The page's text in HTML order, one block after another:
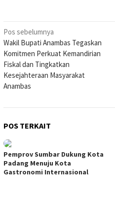
Navigasi
pos
Pos sebelumnya
Wakil Bupati Anambas Tegaskan
Komitmen Perkuat Kemandirian
Fiskal dan Tingkatkan
Kesejahteraan Masyarakat
Anambas
POS TERKAIT
Pemprov Sumbar Dukung Kota
Padang Menuju Kota
Gastronomi Internasional